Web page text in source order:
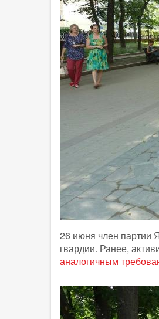
26 июня член партии
гвардии. Ранее,
аналогичным